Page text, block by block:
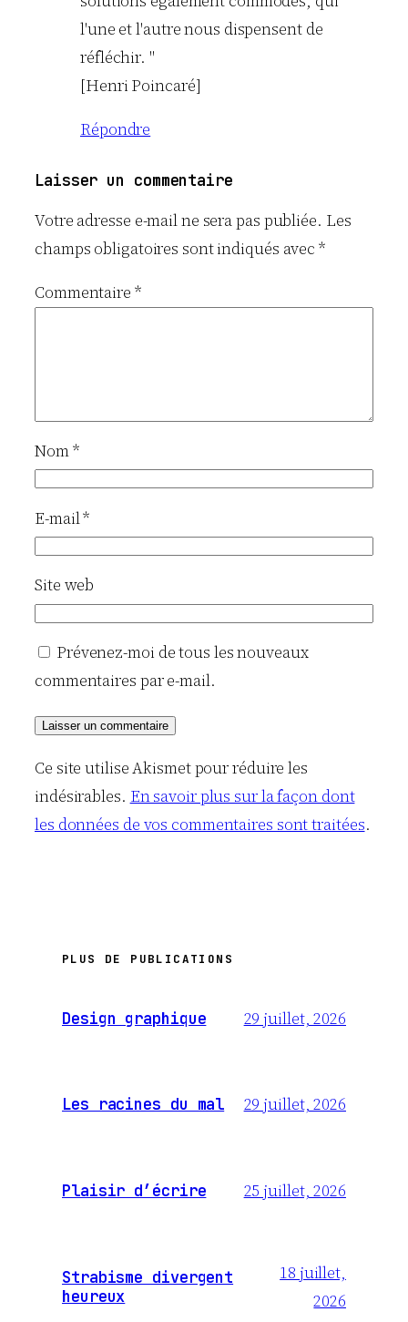
l'une et l'autre nous dispensent de
réfléchir. "
[Henri Poincaré]
Répondre
Laisser un commentaire
Votre adresse e-mail ne sera pas publiée. Les
champs obligatoires sont indiqués avec*
Commentaire *
Nom*
E-mail*
Site web
Prévenez-moi de tous les nouveaux
commentaires par e-mail.
Ce site utilise Akismet pour réduire les
indésirables. En savoir plus sur la façon dont
les données de vos commentaires sont traitées.
PLUS DE PUBLICATIONS
Design graphique 29 juillet, 2026
Les racines du mal 29 juillet, 2026
Plaisir d’écrire 25 juillet, 2026
Strabisme divergent
heureux
18 juillet,
2026